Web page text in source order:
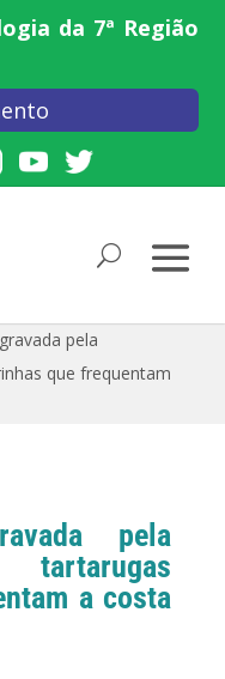
da 7ª Região
pela
que frequentam
pela
tartarugas
a costa